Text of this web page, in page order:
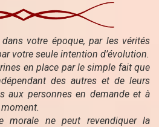
votre époque, par les vérités
votre seule intention d’évolution.
en place par le simple fait que
des autres et de leurs
aux personnes en demande et à
morale ne peut revendiquer la